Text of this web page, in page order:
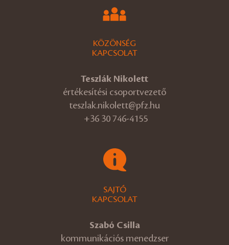
KÖZÖNSÉG
KAPCSOLAT
Teszlák Nikolett
értékesítési csoportvezető
teszlak.nikolett@pfz.hu
+36 30 746-4155
SAJTÓ
KAPCSOLAT
Szabó Csilla
kommunikációs menedzser